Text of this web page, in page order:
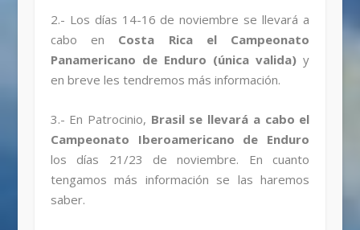
2.- Los días 14-16 de noviembre se llevará a
cabo en Costa Rica el Campeonato
Panamericano de Enduro (única valida) y
en breve les tendremos más información.
3.- En Patrocinio, Brasil se llevará a cabo el
Campeonato Iberoamericano de Enduro
los días 21/23 de noviembre. En cuanto
tengamos más información se las haremos
saber.